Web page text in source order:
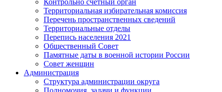
Контрольно счетный орган
Территориальная избирательная комиссия
Перечень пространственных сведений
Территориальные отделы
Перепись населения 2021
Общественный Совет
Памятные даты в военной истории России
Совет женщин
Администрация
Структура администрации округа
Полномочия, задачи и функции